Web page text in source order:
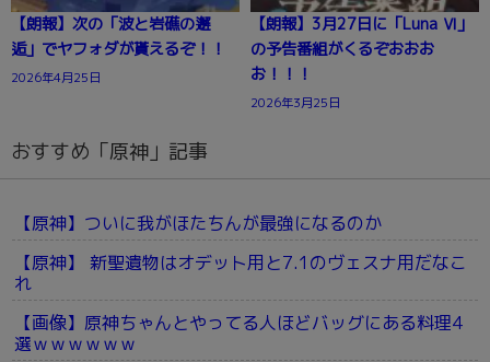
【朗報】次の「波と岩礁の邂
逅」でヤフォダが貰えるぞ！！
2026年4月25日
【朗報】3月27日に「Luna Ⅵ」
の予告番組がくるぞおおお
お！！！
2026年3月25日
おすすめ「原神」記事
【原神】ついに我がほたちんが最強になるのか
【原神】 新聖遺物はオデット用と7.1のヴェスナ用だなこ
れ
【画像】原神ちゃんとやってる人ほどバッグにある料理4
選ｗｗｗｗｗｗ